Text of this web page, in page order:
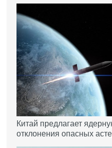
Китай предлагает
отклонения опасных